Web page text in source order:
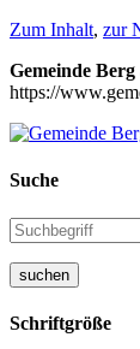
Zum Inhalt, zur
Gemeinde
https://
Suche
suchen
Schriftgröße